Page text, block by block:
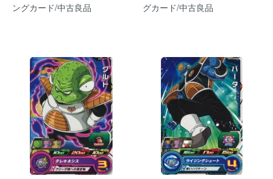
ングカード/中古良品
グカード/中古良品